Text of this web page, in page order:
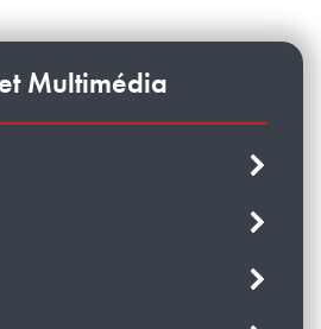
Multimédia